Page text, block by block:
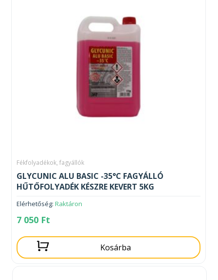
Fékfolyadékok, fagyállók
GLYCUNIC ALU BASIC -35°C FAGYÁLLÓ
HŰTŐFOLYADÉK KÉSZRE KEVERT 5KG
Elérhetőség: Raktáron
7 050 Ft
Kosárba